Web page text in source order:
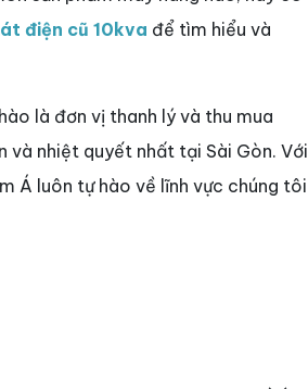
điện cũ 10kva để tìm hiểu và
là đơn vị thanh lý và thu mua
và nhiệt quyết nhất tại Sài Gòn. Với
Á luôn tự hào về lĩnh vực chúng tôi